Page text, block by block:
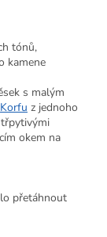
tónů,
kamene
s malým
Korfu z jednoho
okem na
přetáhnout